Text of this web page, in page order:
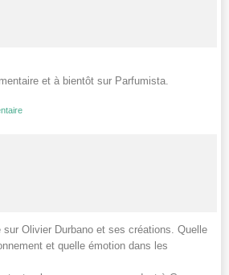
et à bientôt sur Parfumista.
sur Olivier Durbano et ses créations. Quelle
et quelle émotion dans les